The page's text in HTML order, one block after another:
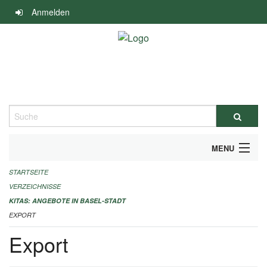
Navigation
überspringen
Anmelden
Suche
MENU
ALLGEMEINE INFORMATIONEN
IMPRESSUM
STARTSEITE
VERZEICHNISSE
KITAS: ANGEBOTE IN BASEL-STADT
EXPORT
Export